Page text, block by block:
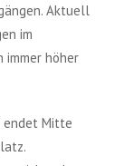
Aktuell
im
immer höher
endet Mitte